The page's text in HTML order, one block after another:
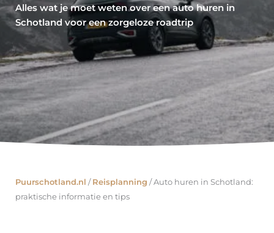
Alles wat je moet weten over een auto huren in
Schotland voor een zorgeloze roadtrip
Puurschotland.nl /Reisplanning /Auto huren in Schotland:
praktische informatie en tips